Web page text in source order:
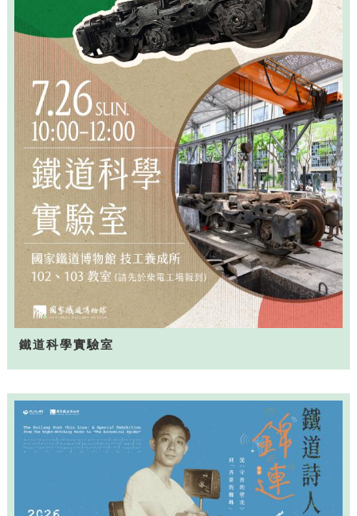
鐵道科學實驗室